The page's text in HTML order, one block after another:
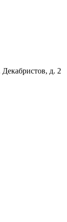
Декабристов, д. 2